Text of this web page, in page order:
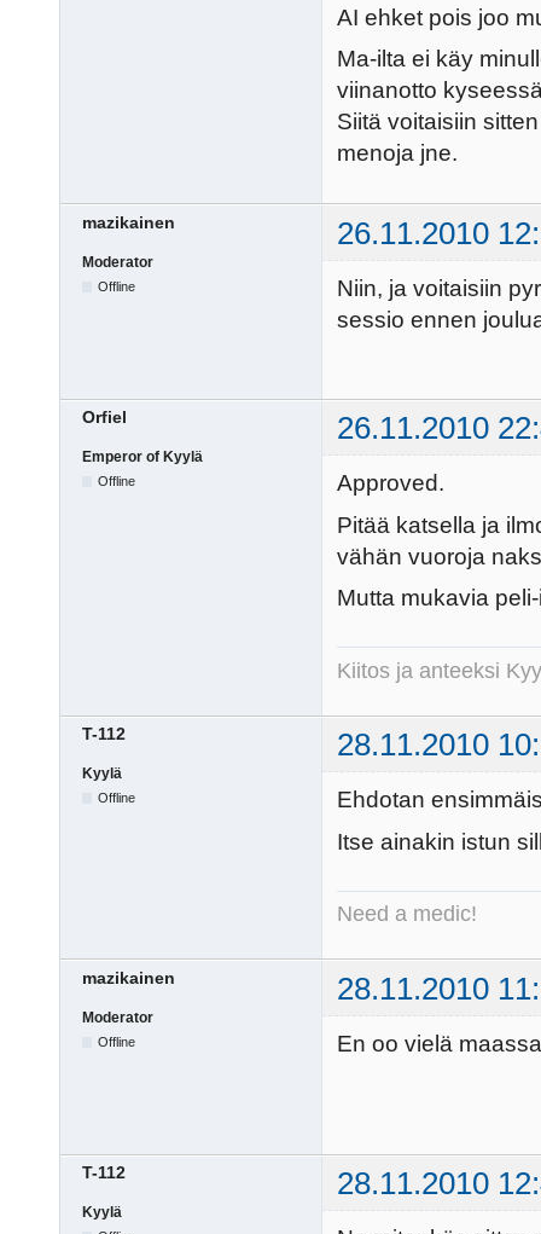
AI ehket pois joo
Ma-ilta ei käy
viinanotto
Siitä voitaisiin
menoja jne.
mazikainen 26.11.2010
Moderator
Offline
Niin, ja voitaisiin
sessio ennen
Orfiel 26.11.2010
Emperor of Kyylä
Offline
Approved.
Pitää katsella ja
vähän vuoroja
Mutta mukavia
Kiitos ja anteeksi
T-112 28.11.2010
Kyylä
Offline
Ehdotan
Itse ainakin istun
Need a medic!
mazikainen 28.11.2010
Moderator
Offline En oo vielä
T-112 28.11.2010
Kyylä